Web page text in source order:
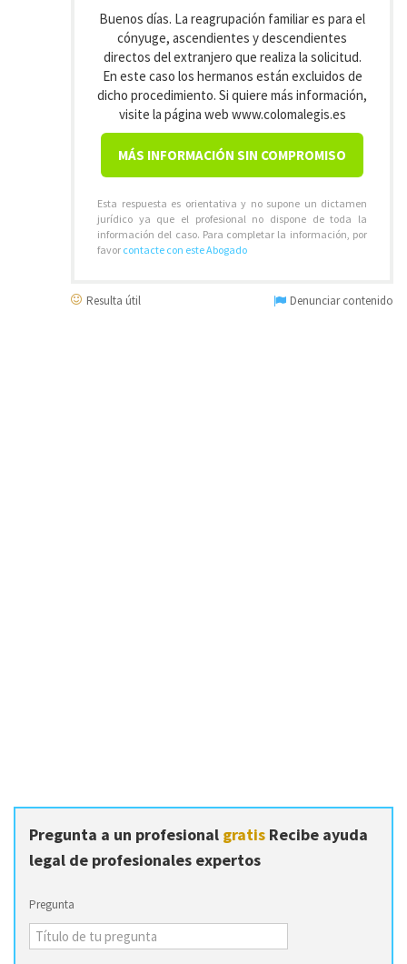
Buenos días. La reagrupación familiar es para el
cónyuge, ascendientes y descendientes
directos del extranjero que realiza la solicitud.
En este caso los hermanos están excluidos de
dicho procedimiento. Si quiere más información,
visite la página web www.colomalegis.es
MÁS INFORMACIÓN SIN COMPROMISO
Esta respuesta es orientativa y no supone un dictamen
jurídico ya que el profesional no dispone de toda la
información del caso. Para completar la información, por
favor contacte con este Abogado
Resulta útil Denunciar contenido
Pregunta a un profesional gratis Recibe ayuda
legal de profesionales expertos
Pregunta